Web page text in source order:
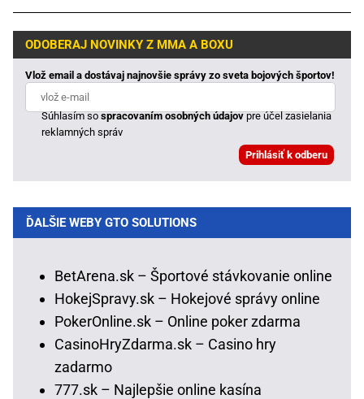
ODOBERAJ NOVINKY Z MMA A BOXU
Vlož email a dostávaj najnovšie správy zo sveta bojových športov!
Súhlasím sospracovaním osobných údajovpre účel zasielania
reklamných správ
ĎALŠIE WEBY GTO SOLUTIONS
BetArena.sk – Športové stávkovanie online
HokejSpravy.sk – Hokejové správy online
PokerOnline.sk – Online poker zdarma
CasinoHryZdarma.sk – Casino hry
zadarmo
777.sk – Najlepšie online kasína